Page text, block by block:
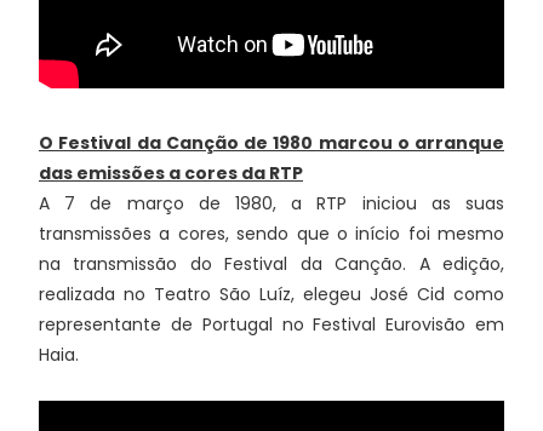
O Festival da Canção de 1980 marcou o arranque
das emissões a cores da RTP
A 7 de março de 1980, a RTP iniciou as suas
transmissões a cores, sendo que o início foi mesmo
na transmissão do Festival da Canção. A edição,
realizada no Teatro São Luíz, elegeu José Cid como
representante de Portugal no Festival Eurovisão em
Haia.